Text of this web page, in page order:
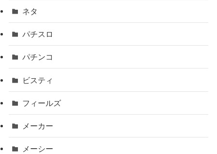
ネタ
パチスロ
パチンコ
ビスティ
フィールズ
メーカー
メーシー